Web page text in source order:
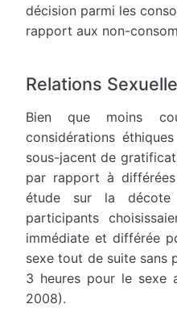
décision parmi les
rapport aux non-
Relations
Bien que moins
considérations
sous-jacent de
par rapport à
étude sur la
participants
immédiate et différée
sexe tout de suite sans
3 heures pour le sexe
2008).